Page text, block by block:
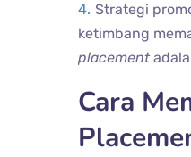
Strategi
ketimbang
placement
Cara